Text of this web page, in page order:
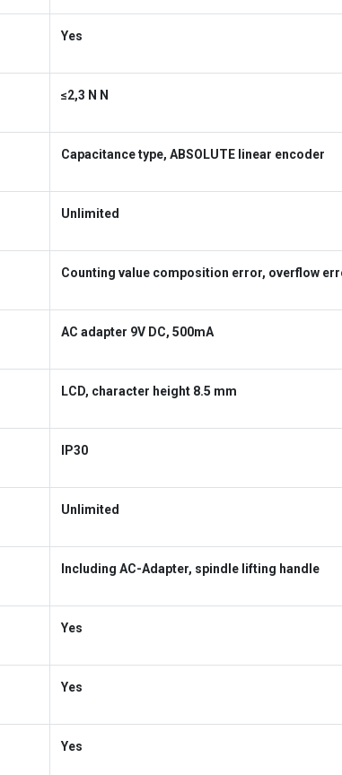
Yes
≤2,3 N N
Capacitance type, ABSOLUTE linear encoder
Unlimited
Counting value composition error, overflow
AC adapter 9V DC, 500mA
LCD, character height 8.5 mm
IP30
Unlimited
Including AC-Adapter, spindle lifting handle
Yes
Yes
Yes